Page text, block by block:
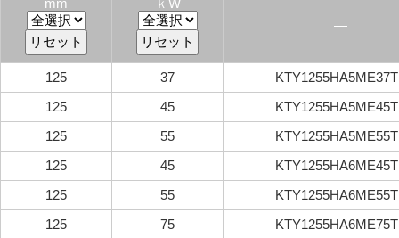
mm
ｋW
―
125 37
125
45
125
55
125
45
125
55
125
75